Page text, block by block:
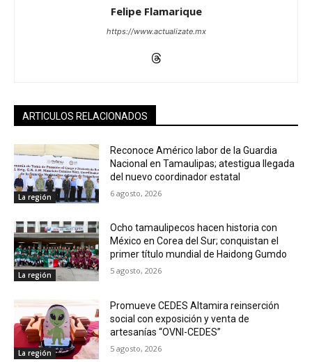
Felipe Flamarique
https://www.actualizate.mx
ARTICULOS RELACIONADOS
La región
Reconoce Américo labor de la Guardia
Nacional en Tamaulipas; atestigua llegada
del nuevo coordinador estatal
6 agosto, 2026
La región
Ocho tamaulipecos hacen historia con
México en Corea del Sur; conquistan el
primer título mundial de Haidong Gumdo
5 agosto, 2026
La región
Promueve CEDES Altamira reinserción
social con exposición y venta de
artesanías “OVNI-CEDES”
5 agosto, 2026